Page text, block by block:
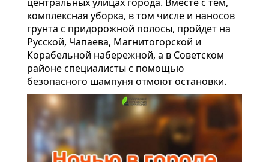
комплексная уборка, в том числе и наносов
грунта с придорожной полосы, пройдет на
Русской, Чапаева, Магнитогорской и
Корабельной набережной, а в Советском
районе специалисты с помощью
безопасного шампуня отмоют остановки.